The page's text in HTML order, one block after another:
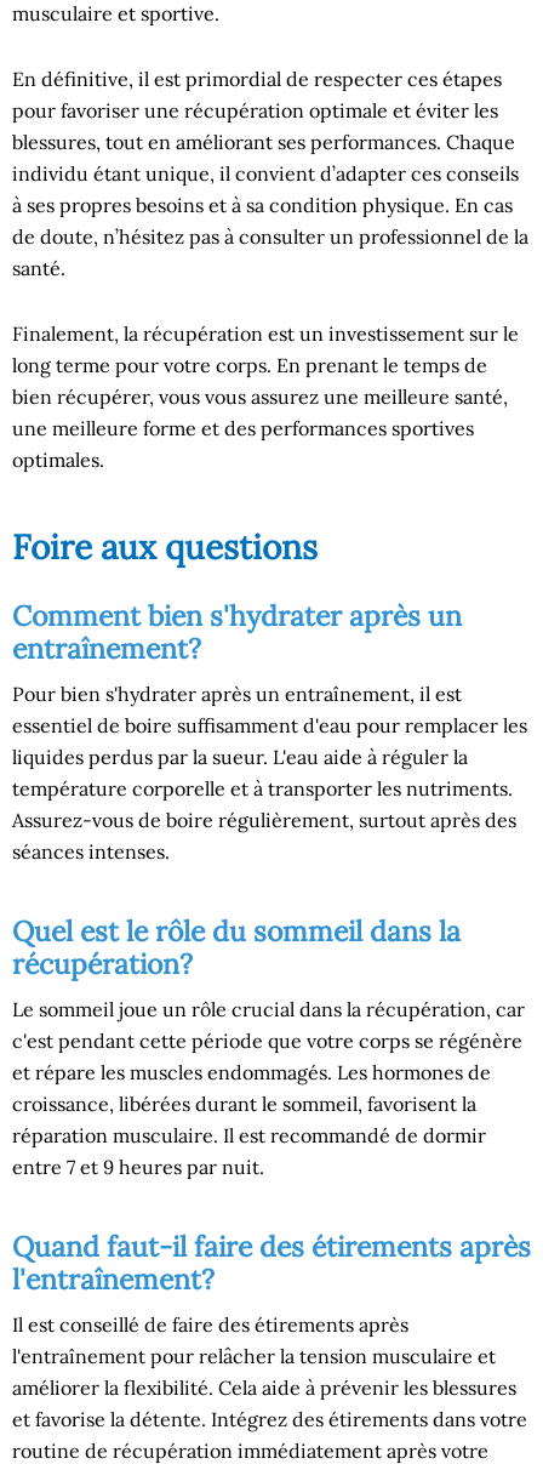
musculaire et sportive.
En définitive, il est primordial de respecter ces étapes
pour favoriser une récupération optimale et éviter les
blessures, tout en améliorant ses performances. Chaque
individu étant unique, il convient d’adapter ces conseils
à ses propres besoins et à sa condition physique. En cas
de doute, n’hésitez pas à consulter un professionnel de la
santé.
Finalement, la récupération est un investissement sur le
long terme pour votre corps. En prenant le temps de
bien récupérer, vous vous assurez une meilleure santé,
une meilleure forme et des performances sportives
optimales.
Foire aux questions
Comment bien s'hydrater après un
entraînement?
Pour bien s'hydrater après un entraînement, il est
essentiel de boire suffisamment d'eau pour remplacer les
liquides perdus par la sueur. L'eau aide à réguler la
température corporelle et à transporter les nutriments.
Assurez-vous de boire régulièrement, surtout après des
séances intenses.
Quel est le rôle du sommeil dans la
récupération?
Le sommeil joue un rôle crucial dans la récupération, car
c'est pendant cette période que votre corps se régénère
et répare les muscles endommagés. Les hormones de
croissance, libérées durant le sommeil, favorisent la
réparation musculaire. Il est recommandé de dormir
entre 7 et 9 heures par nuit.
Quand faut-il faire des étirements après
l'entraînement?
Il est conseillé de faire des étirements après
l'entraînement pour relâcher la tension musculaire et
améliorer la flexibilité. Cela aide à prévenir les blessures
et favorise la détente. Intégrez des étirements dans votre
routine de récupération immédiatement après votre